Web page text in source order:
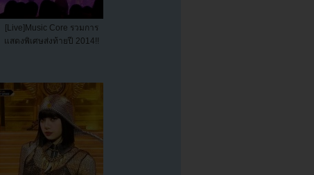
[Live]Music Core รวมการ
แสดงพิเศษส่งท้ายปี 2014!!